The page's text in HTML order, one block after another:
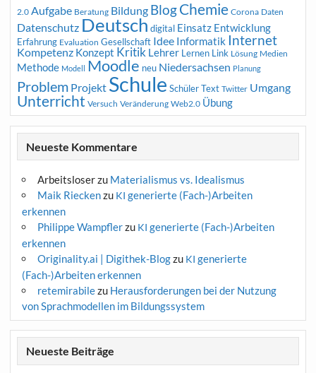
2.0 Aufgabe Beratung Bildung BlogChemie Corona Daten
Datenschutz Deutsch digital Einsatz Entwicklung
Erfahrung Evaluation Gesellschaft Idee Informatik Internet
Kompetenz Konzept Kritik Lehrer Lernen Link Lösung Medien
Methode Modell Moodle neu Niedersachsen Planung
Problem Projekt Schule Schüler Text Twitter Umgang
Unterricht Versuch Veränderung Web2.0 Übung
Neueste Kommentare
Arbeitsloserzu Materialismus vs. Idealismus
Maik Rieckenzu KI generierte (Fach-)Arbeiten
erkennen
Philippe Wampflerzu KI generierte (Fach-)Arbeiten
erkennen
Originality.ai | Digithek-Blogzu KI generierte
(Fach-)Arbeiten erkennen
retemirabilezu Herausforderungen bei der Nutzung
von Sprachmodellen im Bildungssystem
Neueste Beiträge